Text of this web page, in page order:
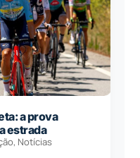
a prova
estrada
, Notícias